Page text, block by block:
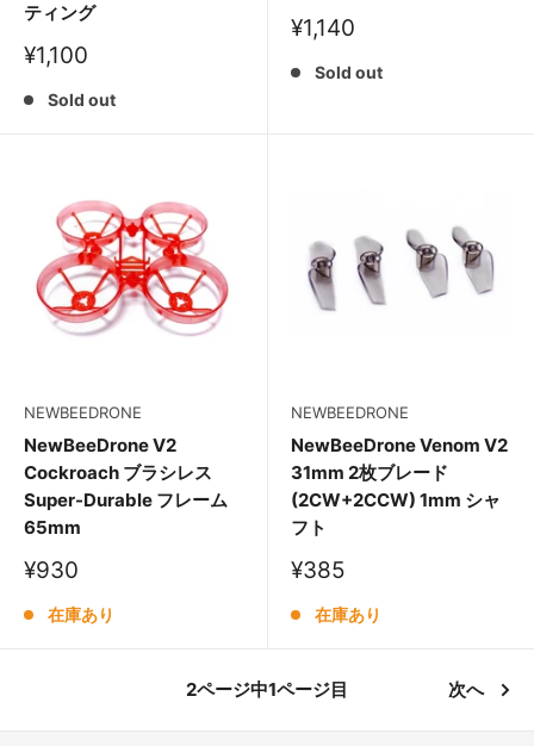
ティング
販
価
¥1,100
Sold out
販
価
¥1,140
Sold out
NEWBEEDRONE
NewBeeDrone V2
Cockroach ブラシレス
Super-Durable フレーム
65mm
販
価
¥930
在庫あり
NEWBEEDRONE
NewBeeDrone Venom V2
31mm 2枚ブレード
(2CW+2CCW) 1mm シャ
フト
販
価
¥385
在庫あり
2ページ中1ページ目 次へ